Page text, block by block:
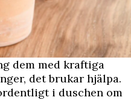
dem med kraftiga
det brukar hjälpa.
i duschen om